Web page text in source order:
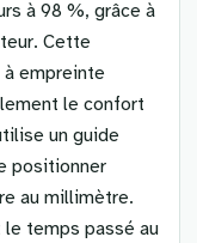
à 98 %, grâce à
Cette
empreinte
le confort
un guide
positionner
au millimètre.
temps passé au